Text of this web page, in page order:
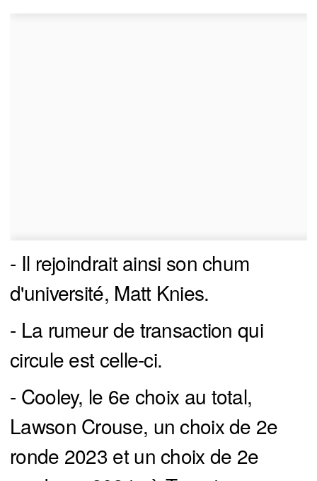
- Il rejoindrait ainsi son chum
d'université, Matt Knies.
- La rumeur de transaction qui
circule est celle-ci.
- Cooley, le 6e choix au total,
Lawson Crouse, un choix de 2e
ronde 2023 et un choix de 2e